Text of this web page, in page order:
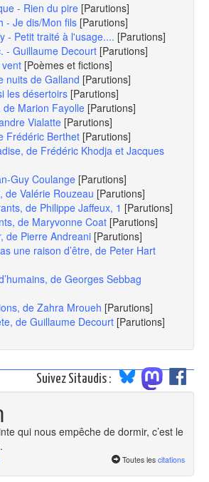
- Rien du pire [Parutions]
- Je dis/Mon fils [Parutions]
- Petit traité à l'usage.... [Parutions]
- Guillaume Decourt [Parutions]
[Poèmes et fictions]
nuits de Galland [Parutions]
les désertoirs [Parutions]
de Marion Fayolle [Parutions]
Vialatte [Parutions]
Frédéric Berthet [Parutions]
de Frédéric Khodja et Jacques
Guy Coulange [Parutions]
de Valérie Rouzeau [Parutions]
de Philippe Jaffeux, 1 [Parutions]
de Maryvonne Coat [Parutions]
de Pierre Andreani [Parutions]
une raison d’être, de Peter Hart
de Georges Sebbag
de Zahra Mroueh [Parutions]
de Guillaume Decourt [Parutions]
Suivez Sitaudis :
qui nous empêche de dormir, c’est le
Toutes les citations